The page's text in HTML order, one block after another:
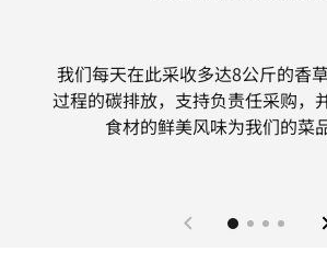
我们每天在此采收多达8公斤的香
过程的碳排放，支持负责任采购，
食材的鲜美风味为我们的菜